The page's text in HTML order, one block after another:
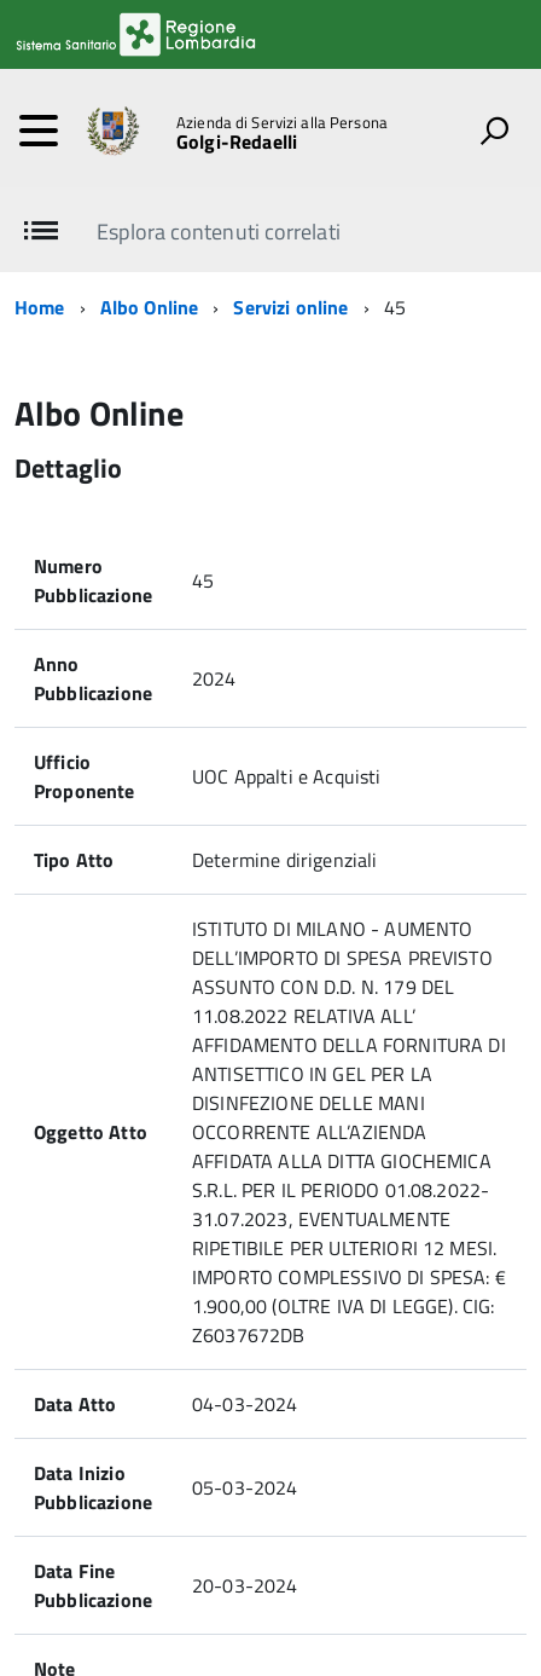
Azienda di Servizi alla Persona
Golgi-Redaelli
Esplora contenuti correlati
Home Albo Online Servizi online 45
Albo Online
Dettaglio
Numero
Pubblicazione
45
Anno
Pubblicazione
2024
Ufficio
Proponente
UOC Appalti e Acquisti
Tipo Atto Determine dirigenziali
Oggetto Atto
ISTITUTO DI MILANO - AUMENTO
DELL’IMPORTO DI SPESA PREVISTO
ASSUNTO CON D.D. N. 179 DEL
11.08.2022 RELATIVA ALL’
AFFIDAMENTO DELLA FORNITURA DI
ANTISETTICO IN GEL PER LA
DISINFEZIONE DELLE MANI
OCCORRENTE ALL’AZIENDA
AFFIDATA ALLA DITTA GIOCHEMICA
S.R.L. PER IL PERIODO 01.08.2022-
31.07.2023, EVENTUALMENTE
RIPETIBILE PER ULTERIORI 12 MESI.
IMPORTO COMPLESSIVO DI SPESA: €
1.900,00 (OLTRE IVA DI LEGGE). CIG:
Z6037672DB
Data Atto 04-03-2024
Data Inizio
Pubblicazione
05-03-2024
Data Fine
Pubblicazione
20-03-2024
Note